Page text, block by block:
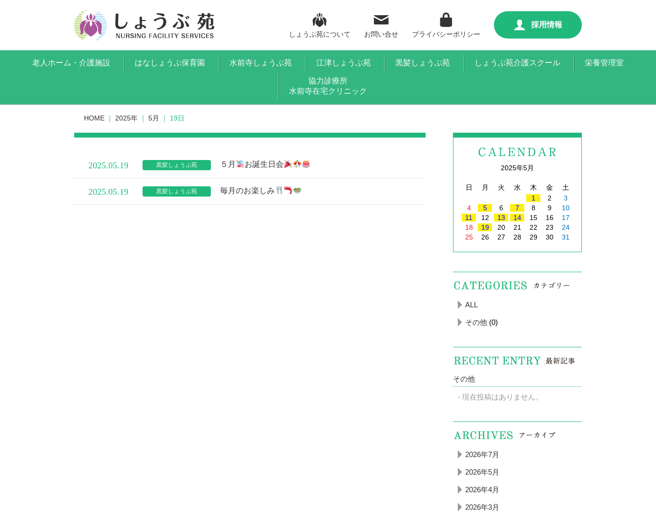
採用情報
プライバシーポリシー
お問い合せ
しょうぶ苑について
老人ホーム・介護施設 はなしょうぶ保育園 水前寺しょうぶ苑 江津しょうぶ苑 黒髪しょうぶ苑 しょうぶ苑介護スクール 栄養管理室
協力診療所
水前寺在宅クリニック
HOME ｜ 2025年 ｜ 5月 ｜ 19日
2025.05.19 黒髪しょうぶ苑 ５月 お誕生日会
2025.05.19 黒髪しょうぶ苑 毎月のお楽しみ
2025年5月
日 月 火 水 木 金
土
1
2
3
4
5 6 7 8 9
10
11
12 13 14 15 16
17
18
19 20 21 22 23
24
25
26 27 28 29 30 31
ALL
その他 (0)
その他
現在投稿はありません。
2026年7月
2026年5月
2026年4月
2026年3月